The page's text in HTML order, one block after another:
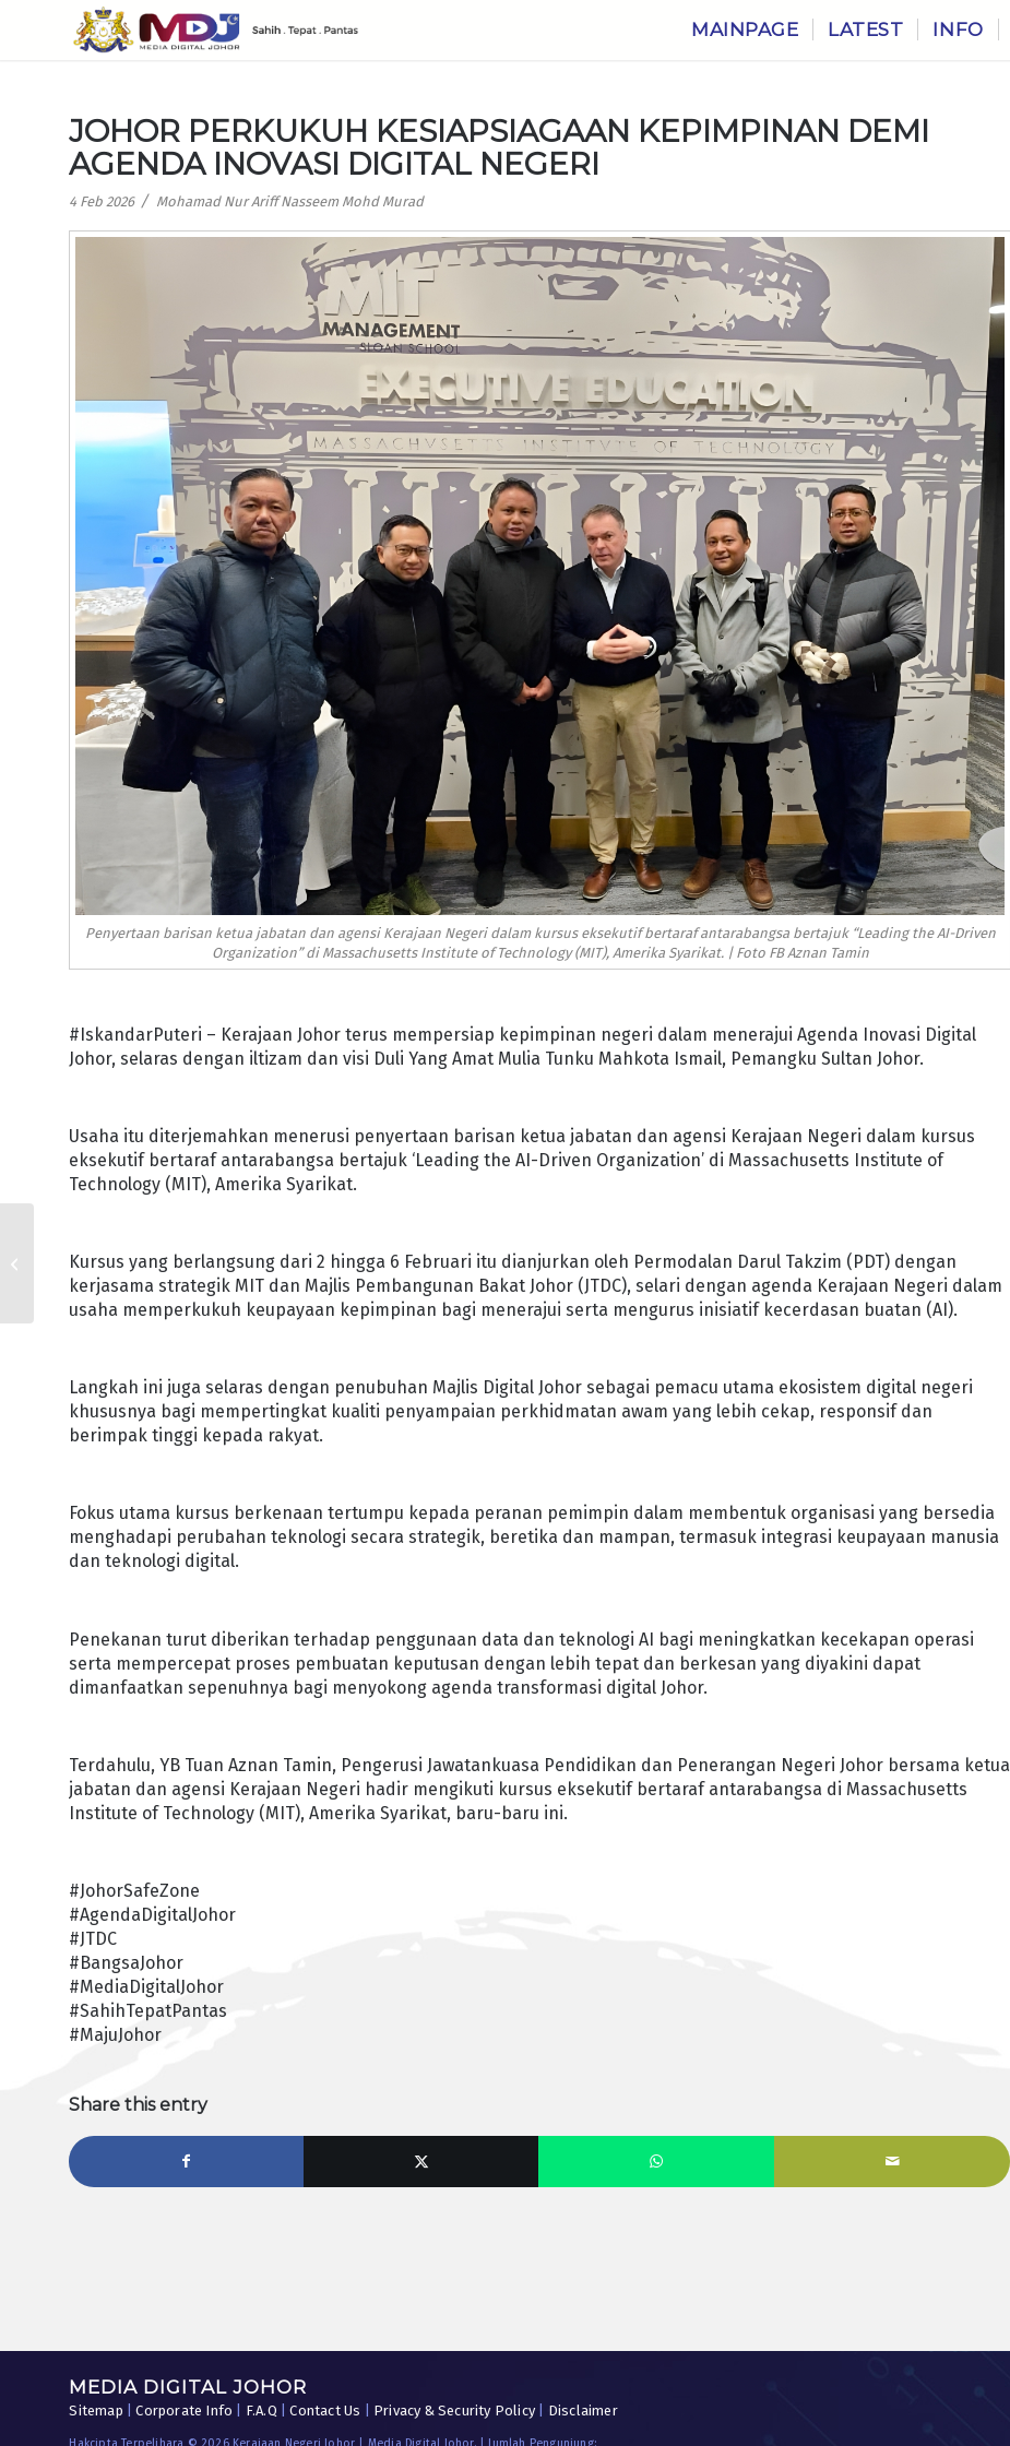
MAINPAGE LATEST INFO
JOHOR PERKUKUH KESIAPSIAGAAN KEPIMPINAN DEMI
AGENDA INOVASI DIGITAL NEGERI
4 Feb 2026 / Mohamad Nur Ariff Nasseem Mohd Murad
Penyertaan barisan ketua jabatan dan agensi Kerajaan Negeri dalam kursus eksekutif bertaraf antarabangsa bertajuk “Leading the AI-Driven
Organization” di Massachusetts Institute of Technology (MIT), Amerika Syarikat. | Foto FB Aznan Tamin
#IskandarPuteri – Kerajaan Johor terus mempersiap kepimpinan negeri dalam menerajui Agenda Inovasi Digital
Johor, selaras dengan iltizam dan visi Duli Yang Amat Mulia Tunku Mahkota Ismail, Pemangku Sultan Johor.
Usaha itu diterjemahkan menerusi penyertaan barisan ketua jabatan dan agensi Kerajaan Negeri dalam kursus
eksekutif bertaraf antarabangsa bertajuk ‘Leading the AI-Driven Organization’ di Massachusetts Institute of
Technology (MIT), Amerika Syarikat.
Kursus yang berlangsung dari 2 hingga 6 Februari itu dianjurkan oleh Permodalan Darul Takzim (PDT) dengan
kerjasama strategik MIT dan Majlis Pembangunan Bakat Johor (JTDC), selari dengan agenda Kerajaan Negeri dalam
usaha memperkukuh keupayaan kepimpinan bagi menerajui serta mengurus inisiatif kecerdasan buatan (AI).
Langkah ini juga selaras dengan penubuhan Majlis Digital Johor sebagai pemacu utama ekosistem digital negeri
khususnya bagi mempertingkat kualiti penyampaian perkhidmatan awam yang lebih cekap, responsif dan
berimpak tinggi kepada rakyat.
Fokus utama kursus berkenaan tertumpu kepada peranan pemimpin dalam membentuk organisasi yang bersedia
menghadapi perubahan teknologi secara strategik, beretika dan mampan, termasuk integrasi keupayaan manusia
dan teknologi digital.
Penekanan turut diberikan terhadap penggunaan data dan teknologi AI bagi meningkatkan kecekapan operasi
serta mempercepat proses pembuatan keputusan dengan lebih tepat dan berkesan yang diyakini dapat
dimanfaatkan sepenuhnya bagi menyokong agenda transformasi digital Johor.
Terdahulu, YB Tuan Aznan Tamin, Pengerusi Jawatankuasa Pendidikan dan Penerangan Negeri Johor bersama ketua
jabatan dan agensi Kerajaan Negeri hadir mengikuti kursus eksekutif bertaraf antarabangsa di Massachusetts
Institute of Technology (MIT), Amerika Syarikat, baru-baru ini.
#JohorSafeZone
#AgendaDigitalJohor
#JTDC
#BangsaJohor
#MediaDigitalJohor
#SahihTepatPantas
#MajuJohor
Share this entry
MEDIA DIGITAL JOHOR
Sitemap |Corporate Info F.A.Q |Contact Us Privacy & Security Policy| Disclaimer
TASKFORCE KHAS
TANGANI KEBAKARAN
TANAH GAMBUT